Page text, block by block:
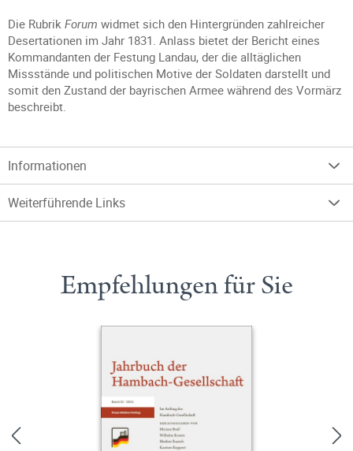
Die Rubrik Forum widmet sich den Hintergründen zahlreicher
Desertationen im Jahr 1831. Anlass bietet der Bericht eines
Kommandanten der Festung Landau, der die alltäglichen
Missstände und politischen Motive der Soldaten darstellt und
somit den Zustand der bayrischen Armee während des Vormärz
beschreibt.
Informationen
Weiterführende Links
Empfehlungen für Sie